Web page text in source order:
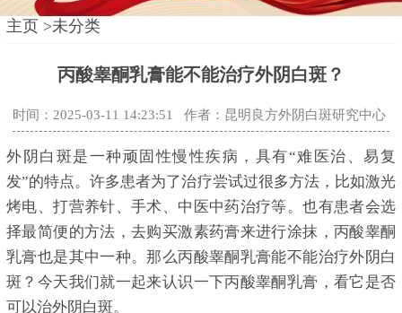
主页 >未分类
丙酸睾酮乳膏能不能治疗外阴白斑？
时间：2025-03-11 14:23:51 作者：昆明良方外阴白斑研究中心
外阴白斑是一种顽固性慢性疾病，具有“难医治、易复
发”的特点。许多患者为了治疗尝试过很多方法，比如激光
烤电、打营养针、手术、中医中药治疗等。也有患者会选
择最简便的方法，去购买激素药膏来进行涂抹，丙酸睾酮
乳膏也是其中一种。那么丙酸睾酮乳膏能不能治疗外阴白
斑？今天我们就一起来认识一下丙酸睾酮乳膏，看它是否
可以治外阴白斑。